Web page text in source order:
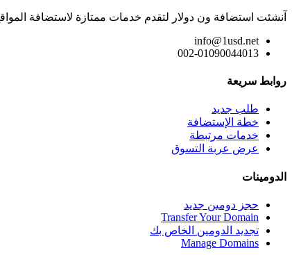
آنشئت استضافة ون دولار لتقدم خدمات ممتازة لاستضافة
info@1usd.net
002-01090044013
روابط سريعة
طلب جديد
خطة الإستضافة
خدمات مرتبطة
عرض عربة التسوق
الدومينات
حجز دومين جديد
Transfer Your Domain
تجديد الدومين الخاص بك
Manage Domains